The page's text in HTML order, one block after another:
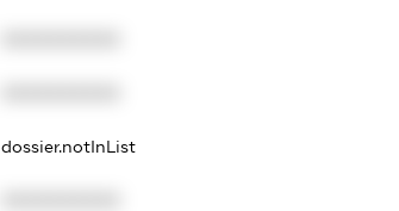
dossier.notInList